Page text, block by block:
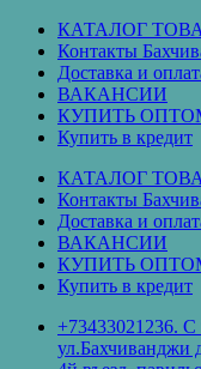
Перейти
содержимому
КАТАЛОГ
Контакты
Доставка и
ВАКАНСИИ
КУПИТЬ
Купить в кредит
КАТАЛОГ
Контакты
Доставка и
ВАКАНСИИ
КУПИТЬ
Купить в кредит
+73433021236. С